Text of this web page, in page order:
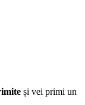
și vei primi un